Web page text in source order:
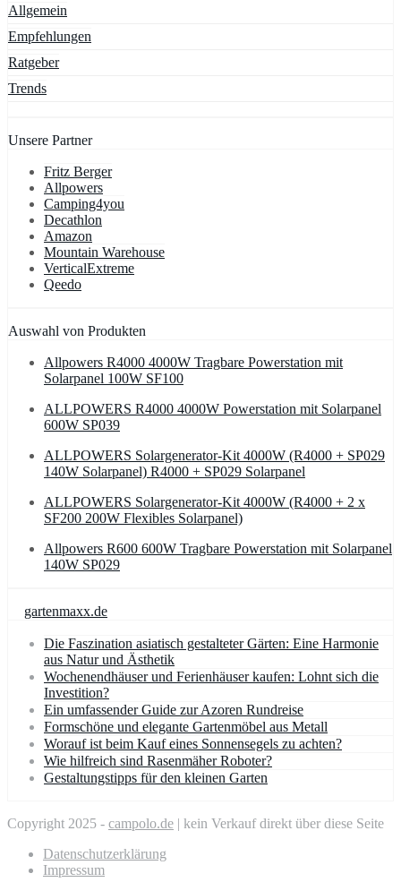
Allgemein
Empfehlungen
Ratgeber
Trends
Unsere Partner
Fritz Berger
Allpowers
Camping4you
Decathlon
Amazon
Mountain Warehouse
VerticalExtreme
Qeedo
Auswahl von Produkten
Allpowers R4000 4000W Tragbare Powerstation mit
Solarpanel 100W SF100
ALLPOWERS R4000 4000W Powerstation mit Solarpanel
600W SP039
ALLPOWERS Solargenerator-Kit 4000W (R4000 + SP029
140W Solarpanel) R4000 + SP029 Solarpanel
ALLPOWERS Solargenerator-Kit 4000W (R4000 + 2 x
SF200 200W Flexibles Solarpanel)
Allpowers R600 600W Tragbare Powerstation mit Solarpanel
140W SP029
gartenmaxx.de
Die Faszination asiatisch gestalteter Gärten: Eine Harmonie
aus Natur und Ästhetik
Wochenendhäuser und Ferienhäuser kaufen: Lohnt sich die
Investition?
Ein umfassender Guide zur Azoren Rundreise
Formschöne und elegante Gartenmöbel aus Metall
Worauf ist beim Kauf eines Sonnensegels zu achten?
Wie hilfreich sind Rasenmäher Roboter?
Gestaltungstipps für den kleinen Garten
Copyright 2025 - campolo.de | kein Verkauf direkt über diese Seite
Datenschutzerklärung
Impressum